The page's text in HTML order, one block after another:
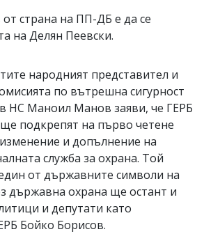
страна на ПП-ДБ е да се
на Делян Пеевски.
народният представител и
по вътрешна сигурност
НС Маноил Манов заяви, че ГЕРБ
ще подкрепят на първо четене
и допълнение на
служба за охрана. Той
от държавните символи на
държавна охрана ще остант и
и депутати като
Бойко Борисов.